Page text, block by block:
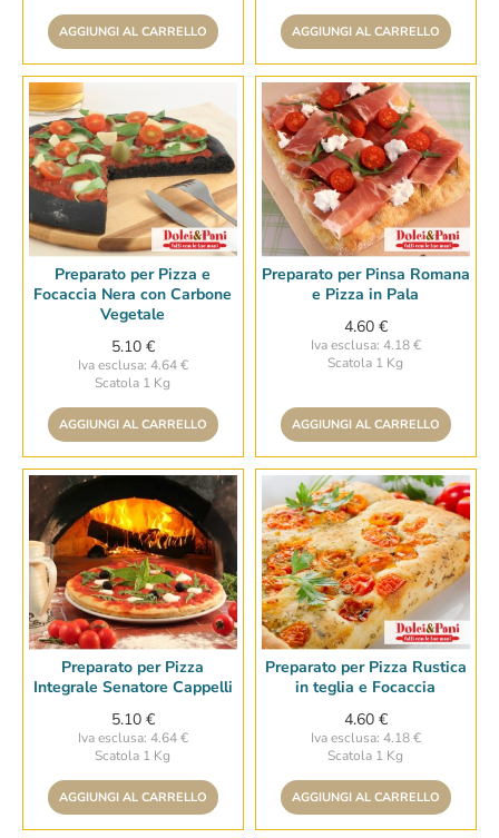
AGGIUNGI AL CARRELLO AGGIUNGI AL CARRELLO
Preparato per Pizza e
Focaccia Nera con Carbone
Vegetale
5.10 €
Iva esclusa: 4.64 €
Scatola 1 Kg
AGGIUNGI AL CARRELLO
Preparato per Pinsa Romana
e Pizza in Pala
4.60 €
Iva esclusa: 4.18 €
Scatola 1 Kg
AGGIUNGI AL CARRELLO
Preparato per Pizza
Integrale Senatore Cappelli
5.10 €
Iva esclusa: 4.64 €
Scatola 1 Kg
AGGIUNGI AL CARRELLO
Preparato per Pizza Rustica
in teglia e Focaccia
4.60 €
Iva esclusa: 4.18 €
Scatola 1 Kg
AGGIUNGI AL CARRELLO